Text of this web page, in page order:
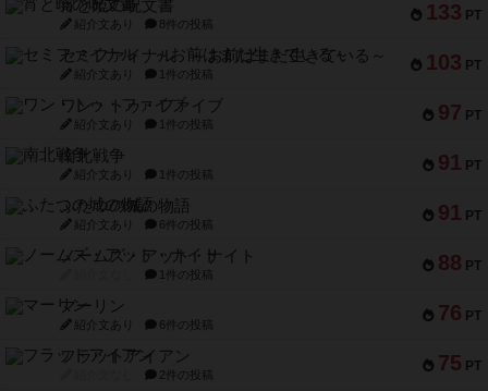
133 PT
宵と暁の呪文書
紹介文あり 8件の投稿
103 PT
セミファイナル ～お前はまだ生きている～
紹介文あり 1件の投稿
97 PT
ワン・トゥ・ファイブ
紹介文あり 1件の投稿
91 PT
南北戦争
紹介文あり 1件の投稿
91 PT
ふたつの城の物語
紹介文あり 6件の投稿
88 PT
ノームズ・アット・ナイト
1件の投稿
76 PT
マーリン
紹介文あり 6件の投稿
75 PT
フラットアイアン
2件の投稿